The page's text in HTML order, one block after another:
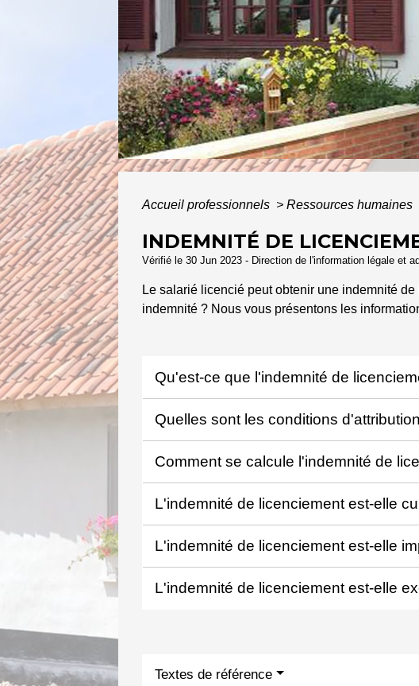
Accueil professionnels > Ressources humaines
INDEMNITÉ DE
Vérifié le 30 Jun 2023 - Direction de l'information légale et
Le salarié licencié peut obtenir une indemnité
indemnité ? Nous vous présentons les
Qu'est-ce que l'indemnité de
Quelles sont les conditions
Comment se calcule l'indemnité de
L'indemnité de licenciement est-elle
L'indemnité de licenciement est-elle
L'indemnité de licenciement est-elle
Textes de référence